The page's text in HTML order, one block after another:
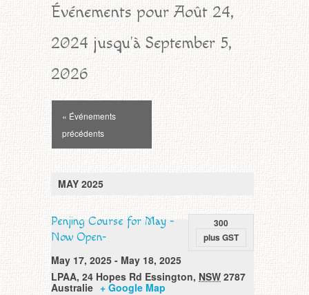
événements
Événements pour Août 24,
2024 jusqu'à September 5,
2026
Navigation
d'événements
« Événements
précédents
MAY 2025
300
plus GST
Penjing Course for May -
Now Open-
May 17, 2025 - May 18, 2025
LPAA, 24 Hopes Rd Essington, NSW 2787
Australie + Google Map